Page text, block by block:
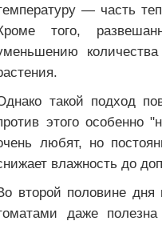
— часть
того,
такой подход
этого особенно
любят, но
влажность до
второй половине
даже